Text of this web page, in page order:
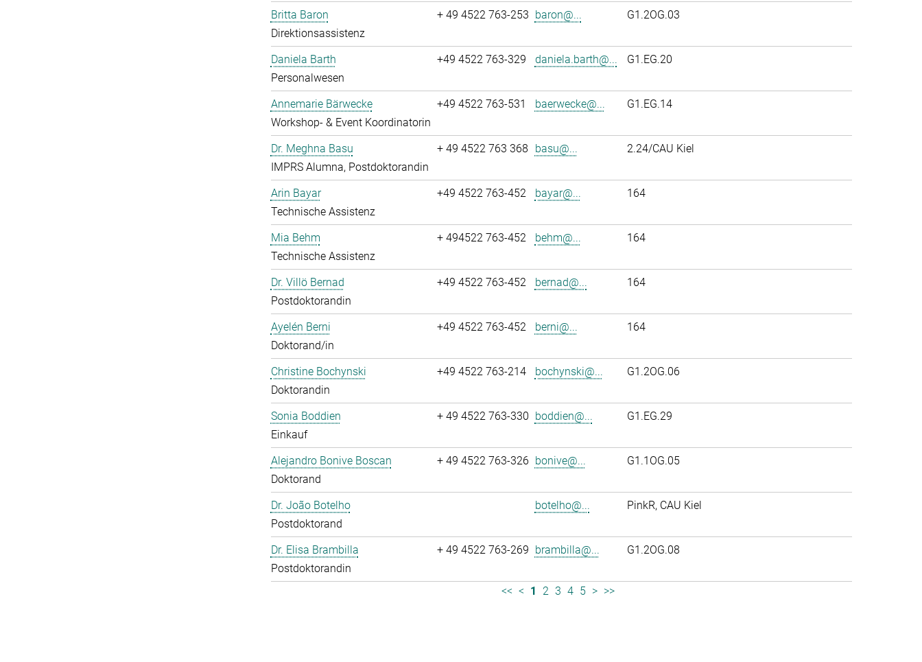
Britta Baron
Direktionsassistenz
+ 49 4522 763-253 baron@... G1.2OG.03
Daniela Barth
Personalwesen
+49 4522 763-329 daniela.barth@... G1.EG.20
Annemarie Bärwecke
Workshop- & Event Koordinatorin
+49 4522 763-531 baerwecke@... G1.EG.14
Dr. Meghna Basu
IMPRS Alumna, Postdoktorandin
+ 49 4522 763 368 basu@... 2.24/CAU Kiel
Arin Bayar
Technische Assistenz
+49 4522 763-452 bayar@... 164
Mia Behm
Technische Assistenz
+ 494522 763-452 behm@... 164
Dr. Villö Bernad
Postdoktorandin
+49 4522 763-452 bernad@... 164
Ayelén Berni
Doktorand/in
+49 4522 763-452 berni@... 164
Christine Bochynski
Doktorandin
+49 4522 763-214 bochynski@... G1.2OG.06
Sonia Boddien
Einkauf
+ 49 4522 763-330 boddien@... G1.EG.29
Alejandro Bonive Boscan
Doktorand
+ 49 4522 763-326 bonive@... G1.1OG.05
Dr. João Botelho
Postdoktorand
botelho@... PinkR, CAU Kiel
Dr. Elisa Brambilla
Postdoktorandin
+ 49 4522 763-269 brambilla@... G1.2OG.08
<< < 1 2 3 4 5 > >>